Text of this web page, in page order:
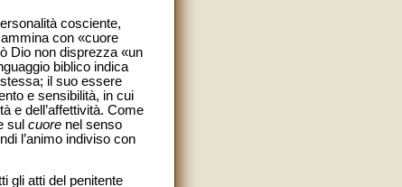
cosciente,
con «cuore
Dio non disprezza «un
biblico indica
il suo essere
e sensibilità, in cui
e dell’affettività. Come
sul cuore nel senso
l’animo indiviso con
gli atti del penitente